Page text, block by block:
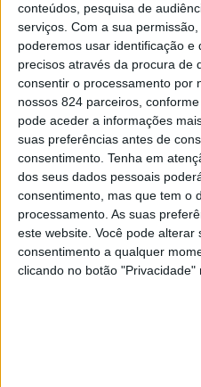
conteúdos, pesquisa de
serviços. Com a sua
poderemos usar identificação e
precisos através da procura de
consentir o processamento por
nossos 824 parceiros,
pode aceder a informações
suas preferências antes de
consentimento. Tenha em
dos seus dados pessoais
consentimento, mas que tem o
processamento. As suas
este website. Você pode
consentimento a qualquer
clicando no botão
GNR detecta corte e
azinheiras no concelho
Redacção 26 de Fevereiro, 2021
O Comando Territorial de